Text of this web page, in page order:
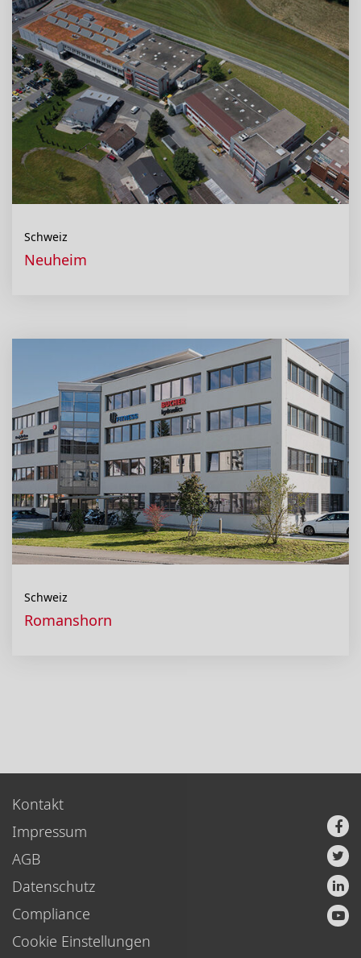
Schweiz
Neuheim
Schweiz
Romanshorn
Kontakt
Impressum
AGB
Datenschutz
Compliance
Cookie Einstellungen